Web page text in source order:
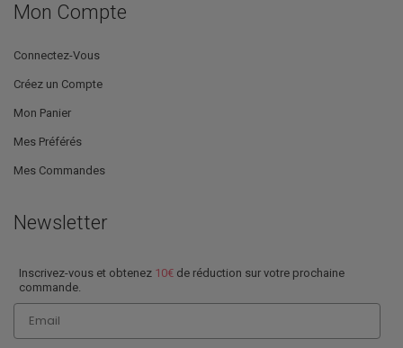
Mon Compte
Connectez-Vous
Créez un Compte
Mon Panier
Mes Préférés
Mes Commandes
Newsletter
Inscrivez-vous et obtenez 10€ de réduction sur votre prochaine
commande.
Email